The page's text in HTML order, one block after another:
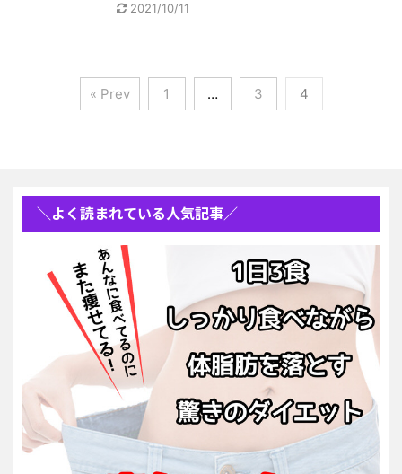
2021/10/11
« Prev 1 … 3 4
＼よく読まれている人気記事／